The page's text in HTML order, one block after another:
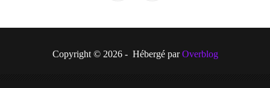
Copyright © 2026 - Hébergé parOverblog